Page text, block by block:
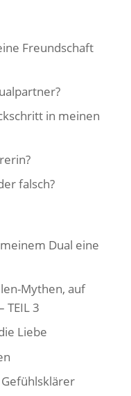
Freundschaft
in meinen
falsch?
Dual eine
Mythen, auf
TEIL 3
Liebe